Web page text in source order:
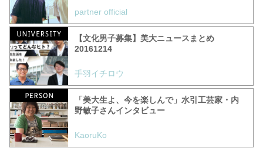
partner official
【文化男子募集】美大ニュースまとめ
20161214
手羽イチロウ
「美大生よ、今を楽しんで」水引工芸家・内
野敏子さんインタビュー
KaoruKo